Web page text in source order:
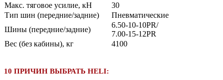
Макс. тяговое усилие, кН
30
Тип шин (передние/задние)
Пневматические
Шины (передние/задние)
6.50-10-10PR/
7.00-15-12PR
Вес (без кабины), кг
4100
10 ПРИЧИН ВЫБРАТЬ HELI: